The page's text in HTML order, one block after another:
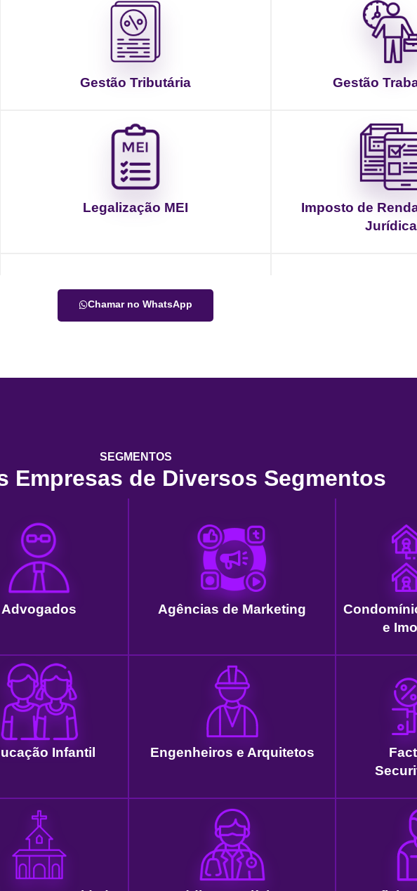
Gestão Tributária Gestão
Legalização MEI
Imposto de
Chamar no WhatsApp
SEGMENTOS
Empresas de Diversos Segmentos
Advogados Agências de Marketing
e
Infantil Engenheiros e Arquitetos